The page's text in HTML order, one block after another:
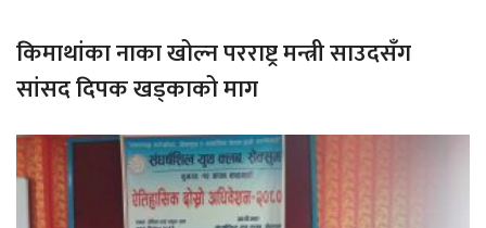
किमाथांका नाका खोल्न परराष्ट्र मन्त्री साउदसँग
सांसद दिपक खड्काको माग